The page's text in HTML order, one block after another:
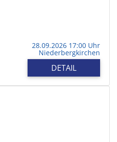
28.09.2026 17:00 Uhr
Niederbergkirchen
DETAIL